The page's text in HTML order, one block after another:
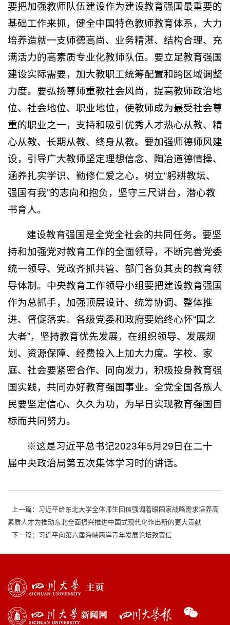
要把加强教师队伍建设作为建设教育强国最重要的
基础工作来抓，健全中国特色教师教育体系，大力
培养造就一支师德高尚、业务精湛、结构合理、充
满活力的高素质专业化教师队伍。要立足教育强国
建设实际需要，加大教职工统筹配置和跨区域调整
力度。要弘扬尊师重教社会风尚，提高教师政治地
位、社会地位、职业地位，使教师成为最受社会尊
重的职业之一，支持和吸引优秀人才热心从教、精
心从教、长期从教、终身从教。要加强师德师风建
设，引导广大教师坚定理想信念、陶冶道德情操、
涵养扎实学识、勤修仁爱之心，树立“躬耕教坛、
强国有我”的志向和抱负，坚守三尺讲台，潜心教
书育人。
建设教育强国是全党全社会的共同任务。要坚
持和加强党对教育工作的全面领导，不断完善党委
统一领导、党政齐抓共管、部门各负其责的教育领
导体制。中央教育工作领导小组要把建设教育强国
作为总抓手，加强顶层设计、统筹协调、整体推
进、督促落实。各级党委和政府要始终心怀“国之
大者”，坚持教育优先发展，在组织领导、发展规
划、资源保障、经费投入上加大力度。学校、家
庭、社会要紧密合作、同向发力，积极投身教育强
国实践，共同办好教育强国事业。全党全国各族人
民要坚定信心、久久为功，为早日实现教育强国目
标而共同努力。
※这是习近平总书记2023年5月29日在二十
届中央政治局第五次集体学习时的讲话。
上一篇：习近平给东北大学全体师生回信强调着眼国家战略需求培养高
素质人才为推动东北全面振兴推进中国式现代化作出新的更大贡献
下一篇：习近平向第六届海峡两岸青年发展论坛致贺信